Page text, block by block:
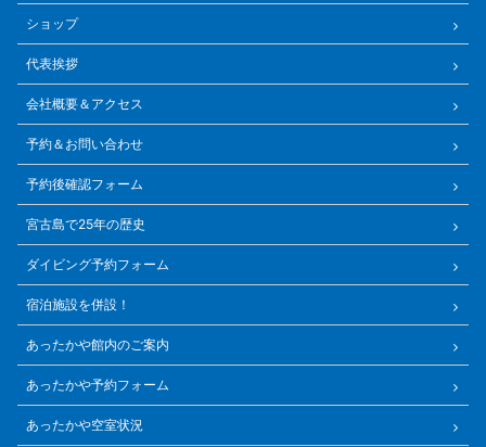
ショップ
代表挨拶
会社概要＆アクセス
予約＆お問い合わせ
予約後確認フォーム
宮古島で25年の歴史
ダイビング予約フォーム
宿泊施設を併設！
あったかや館内のご案内
あったかや予約フォーム
あったかや空室状況